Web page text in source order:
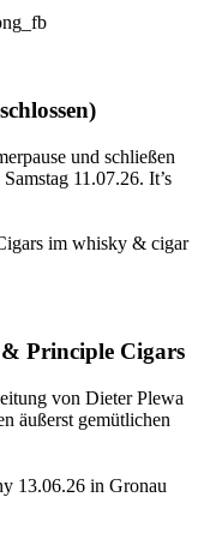
und schließen
11.07.26. It’s
Principle Cigars
von Dieter Plewa
äußerst gemütlichen